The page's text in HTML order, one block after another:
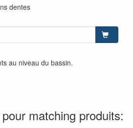
dentes
au niveau du bassin.
matching produits: